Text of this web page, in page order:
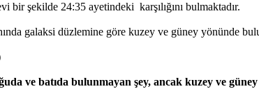
şekilde 24:35 ayetindeki karşılığını bulmaktadır.
galaksi düzlemine göre kuzey ve güney yönünde
ve batıda bulunmayan şey, ancak kuzey ve